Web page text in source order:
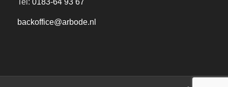
Tel: 0183-64 93 67
backoffice@arbode.nl